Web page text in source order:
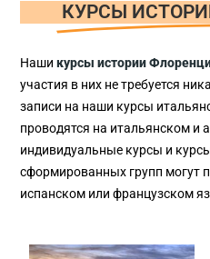
КУРСЫ
Наши курсы истории
участия в них не требуется
записи на наши курсы
проводятся на итальянском и
индивидуальные курсы и
сформированных групп могут
испанском или французском